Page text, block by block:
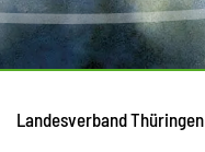
Landesverband Thüringen